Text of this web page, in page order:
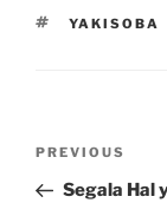
TAGS
YAKISOBA
Previous
Post
PREVIOUS
Segala Hal